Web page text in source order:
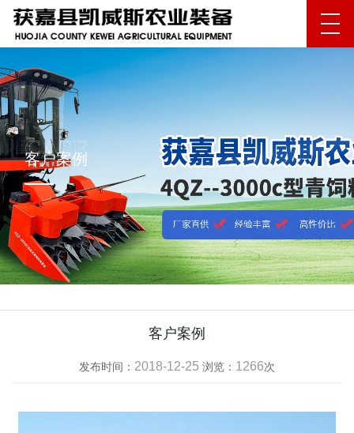
客户案例
客户案例
发布时间： 2018-12-25 浏览： 1266次